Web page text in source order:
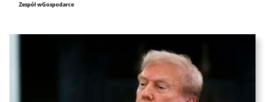
Zespół wGospodarce